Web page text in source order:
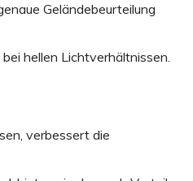
Geländebeurteilung
hellen Lichtverhältnissen.
verbessert die